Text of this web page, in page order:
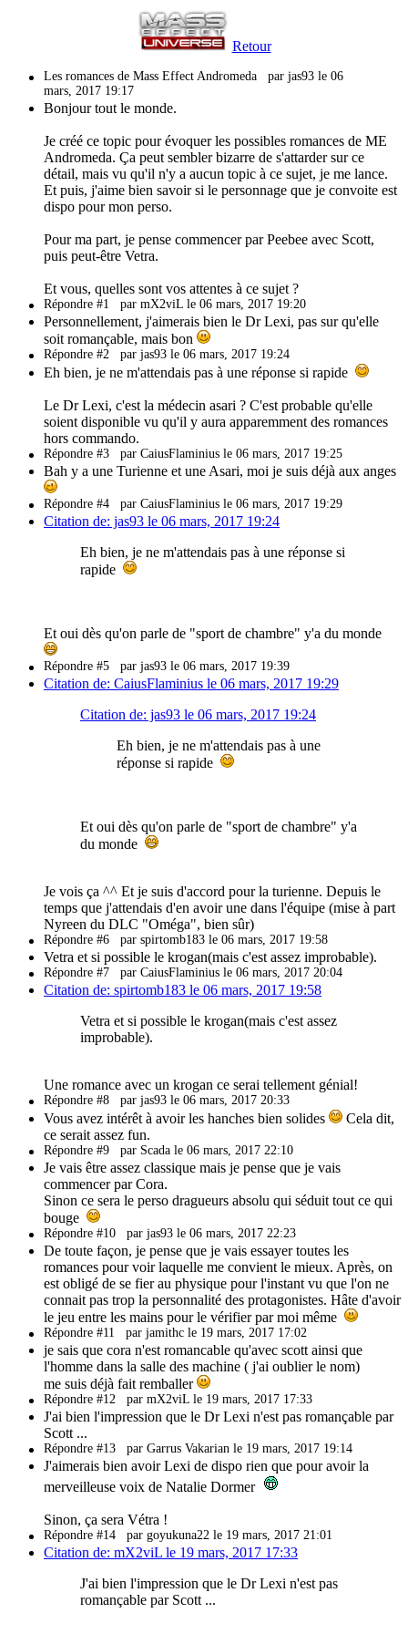
Retour
Les romances de Mass Effect Andromeda par jas93 le 06
mars, 2017 19:17
Bonjour tout le monde.
Je créé ce topic pour évoquer les possibles romances de ME
Andromeda. Ça peut sembler bizarre de s'attarder sur ce
détail, mais vu qu'il n'y a aucun topic à ce sujet, je me lance.
Et puis, j'aime bien savoir si le personnage que je convoite est
dispo pour mon perso.
Pour ma part, je pense commencer par Peebee avec Scott,
puis peut-être Vetra.
Et vous, quelles sont vos attentes à ce sujet ?
Répondre #1 par mX2viL le 06 mars, 2017 19:20
Personnellement, j'aimerais bien le Dr Lexi, pas sur qu'elle
soit romançable, mais bon
Répondre #2 par jas93 le 06 mars, 2017 19:24
Eh bien, je ne m'attendais pas à une réponse si rapide
Le Dr Lexi, c'est la médecin asari ? C'est probable qu'elle
soient disponible vu qu'il y aura apparemment des romances
hors commando.
Répondre #3 par CaiusFlaminius le 06 mars, 2017 19:25
Bah y a une Turienne et une Asari, moi je suis déjà aux anges
Répondre #4 par CaiusFlaminius le 06 mars, 2017 19:29
Citation de: jas93 le 06 mars, 2017 19:24
Eh bien, je ne m'attendais pas à une réponse si
rapide
Et oui dès qu'on parle de "sport de chambre" y'a du monde
Répondre #5 par jas93 le 06 mars, 2017 19:39
Citation de: CaiusFlaminius le 06 mars, 2017 19:29
Citation de: jas93 le 06 mars, 2017 19:24
Eh bien, je ne m'attendais pas à une
réponse si rapide
Et oui dès qu'on parle de "sport de chambre" y'a
du monde
Je vois ça ^^ Et je suis d'accord pour la turienne. Depuis le
temps que j'attendais d'en avoir une dans l'équipe (mise à part
Nyreen du DLC "Oméga", bien sûr)
Répondre #6 par spirtomb183 le 06 mars, 2017 19:58
Vetra et si possible le krogan(mais c'est assez improbable).
Répondre #7 par CaiusFlaminius le 06 mars, 2017 20:04
Citation de: spirtomb183 le 06 mars, 2017 19:58
Vetra et si possible le krogan(mais c'est assez
improbable).
Une romance avec un krogan ce serai tellement génial!
Répondre #8 par jas93 le 06 mars, 2017 20:33
Vous avez intérêt à avoir les hanches bien solides
Cela dit,
ce serait assez fun.
Répondre #9 par Scada le 06 mars, 2017 22:10
Je vais être assez classique mais je pense que je vais
commencer par Cora.
Sinon ce sera le perso dragueurs absolu qui séduit tout ce qui
bouge
Répondre #10 par jas93 le 06 mars, 2017 22:23
De toute façon, je pense que je vais essayer toutes les
romances pour voir laquelle me convient le mieux. Après, on
est obligé de se fier au physique pour l'instant vu que l'on ne
connait pas trop la personnalité des protagonistes. Hâte d'avoir
le jeu entre les mains pour le vérifier par moi même
Répondre #11 par jamithc le 19 mars, 2017 17:02
je sais que cora n'est romancable qu'avec scott ainsi que
l'homme dans la salle des machine ( j'ai oublier le nom)
me suis déjà fait remballer
Répondre #12 par mX2viL le 19 mars, 2017 17:33
J'ai bien l'impression que le Dr Lexi n'est pas romançable par
Scott ...
Répondre #13 par Garrus Vakarian le 19 mars, 2017 19:14
J'aimerais bien avoir Lexi de dispo rien que pour avoir la
merveilleuse voix de Natalie Dormer
Sinon, ça sera Vétra !
Répondre #14 par goyukuna22 le 19 mars, 2017 21:01
Citation de: mX2viL le 19 mars, 2017 17:33
J'ai bien l'impression que le Dr Lexi n'est pas
romançable par Scott ...